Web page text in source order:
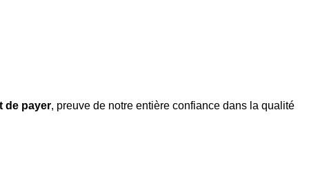
de payer, preuve de notre entière confiance dans la qualité